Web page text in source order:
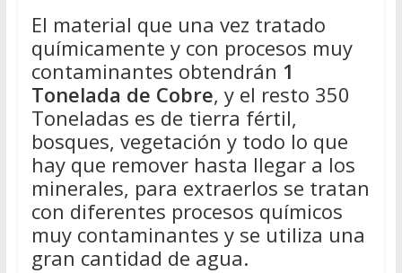
El material que una vez tratado
químicamente y con procesos muy
contaminantes obtendrán 1
Tonelada de Cobre, y el resto 350
Toneladas es de tierra fértil,
bosques, vegetación y todo lo que
hay que remover hasta llegar a los
minerales, para extraerlos se tratan
con diferentes procesos químicos
muy contaminantes y se utiliza una
gran cantidad de agua.